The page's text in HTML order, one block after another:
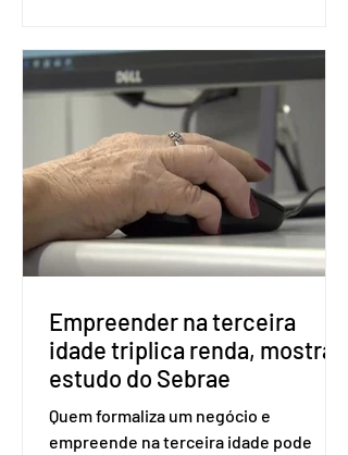
Apesar da requisição, a biometria não é
obrigatória para exercer o direito ao
voto. Se o título estiver regular, o
eleitor pode votar mesmo sem ter
realizado esse cadastro. Neste caso,
será exigido o documento de
identificação para acesso à urna
eletrônica. Se a urna eletrônica não
reconh
Empreender na terceira
idade triplica renda, mostra
estudo do Sebrae
Quem formaliza um negócio e
empreende na terceira idade pode